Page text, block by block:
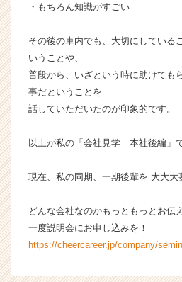
・もちろん知識がすごい
その後の車内でも、大切にしている
いうことや、
普段から、いざという時に助けても
事だということを
話していただいたのが印象的です。
以上が私の「会社見学 本社後編」で
現在、私の同期、一期後輩を 大大大
どんな会社なのかもっともっとお伝
一度説明会にお申し込みを！
https://cheercareer.jp/company/